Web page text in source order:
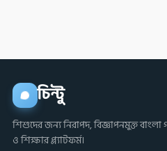
চিন্টু
শিশুদের জন্য নিরাপদ, বিজ্ঞাপনমুক্ত বাংলা
ও শিক্ষার প্ল্যাটফর্ম।